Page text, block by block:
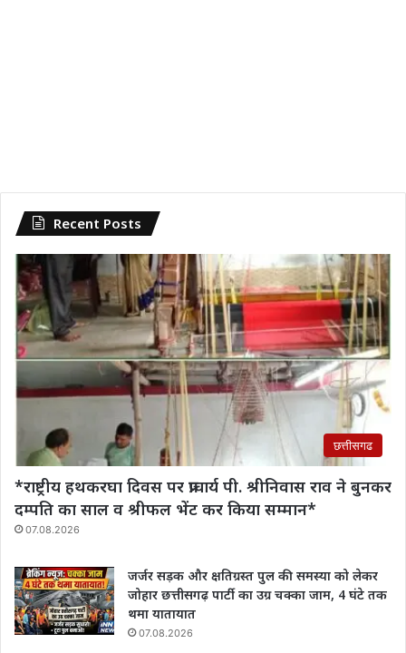
Recent Posts
छत्तीसगढ
*राष्ट्रीय हथकरघा दिवस पर प्राचार्य पी. श्रीनिवास राव‌ ने बुनकर
दम्पति का साल व श्रीफल भेंट कर किया सम्मान*
07.08.2026
जर्जर सड़क और क्षतिग्रस्त पुल की समस्या को लेकर
जोहार छत्तीसगढ़ पार्टी का उग्र चक्का जाम, 4 घंटे तक
थमा यातायात
07.08.2026